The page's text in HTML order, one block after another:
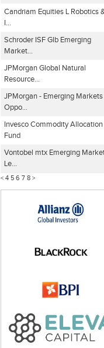
Candriam Equities L Robotics
I...
Schroder ISF Glb Emerging
Market...
JPMorgan Global Natural
Resource...
JPMorgan - Emerging Markets
Oppo...
Invesco Commodity Allocation
Fund
Vontobel mtx Emerging
Le...
< 4 5 6 7 8 >